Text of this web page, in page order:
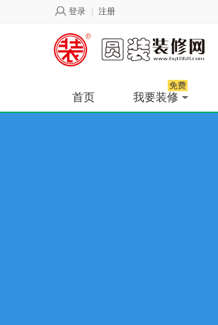
登录 注册
首页 我要装修
免费